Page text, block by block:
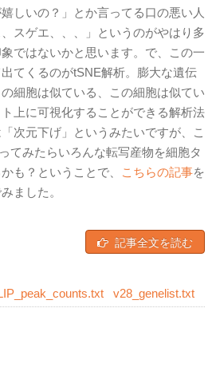
しいの？」とか言ってる口の悪い人
スゲエ、、、」というのがやはり多
ではないかと思います。で、この一
てくるのがtSNE解析。膨大な遺伝
細胞は似ている、この細胞は似てい
上に可視化することができる解析法
次元下げ」というみたいですが、こ
てみたらいろんな転写産物を細胞タ
も？ということで、
こちらの記事を
ました。
記事全文を読む
v28_genelist.txt